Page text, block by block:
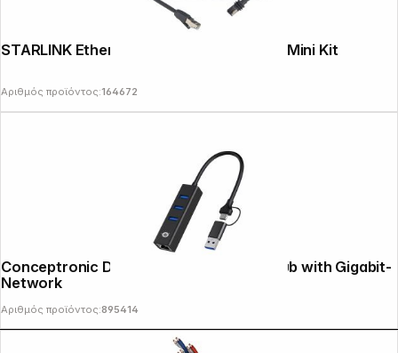
STARLINK Ethernet Cable (15m) grey for Mini Kit
Αριθμός προϊόντος:164672
Conceptronic DONN07BA 3-Port USB Hub with Gigabit-
Network
Αριθμός προϊόντος:895414